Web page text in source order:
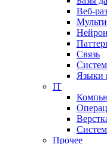
Веб-
Связь
Языки
IT
Прочее